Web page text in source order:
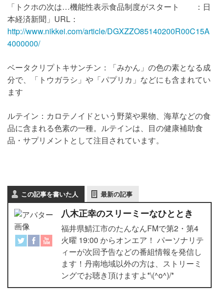
「トクホの次は…機能性表示食品制度がスタート ：日
本経済新聞」URL：
http://www.nikkei.com/article/DGXZZO85140200R00C15A
4000000/
ベータクリプトキサンチン：「みかん」の色の素となる成
分で、「トウガラシ」や「パプリカ」などにも含まれてい
ます
ルテイン：カロテノイドという野菜や果物、海草などの食
品に含まれる色素の一種。ルテインは、目の健康補助食
品・サプリメントとして注目されています。
この記事を書いた人 最新の記事
八木正幸のスリーミーなひととき
福井県鯖江市のたんなんFMで第2・第4
火曜 19:00 からオンエア！ パーソナリテ
ィーが次回予告などの番組情報を発信し
ます！丹南地域以外の方は、ストリーミ
ングでお聴き頂けますよ*\(^o^)/*